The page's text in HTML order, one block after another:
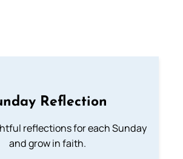
Reflection
reflections for each Sunday
and grow in faith.